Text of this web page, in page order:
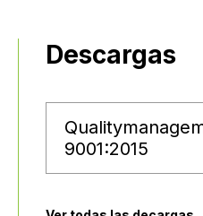
Descargas
9001:2015